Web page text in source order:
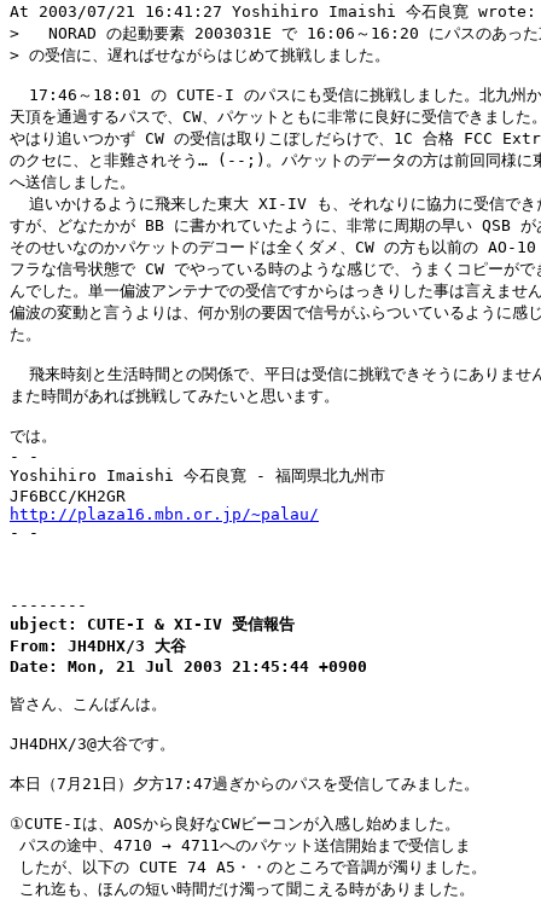
At 2003/07/21 16:41:27 Yoshihiro Imaishi 今石良寛 wrote:
>   NORAD の起動要素 2003031E で 16:06～16:20 にパスのあっ
> の受信に、遅ればせながらはじめて挑戦しました。
17:46～18:01 の CUTE-I のパスにも受信に挑戦しました。北九州
天頂を通過するパスで、CW、パケットともに非常に良好に受信できました
やはり追いつかず CW の受信は取りこぼしだらけで、1C 合格 FCC
のクセに、と非難されそう… (--;)。パケットのデータの方は前回同様に
へ送信しました。
追いかけるように飛来した東大 XI-IV も、それなりに協力に受信でき
すが、どなたかが BB に書かれていたように、非常に周期の早い QSB が
そのせいなのかパケットのデコードは全くダメ、CW の方も以前の AO-
フラな信号状態で CW でやっている時のような感じで、うまくコピーがで
んでした。単一偏波アンテナでの受信ですからはっきりした事は言えませ
偏波の変動と言うよりは、何か別の要因で信号がふらついているように感
た。
飛来時刻と生活時間との関係で、平日は受信に挑戦できそうにありませ
また時間があれば挑戦してみたいと思います。
では。
- -
Yoshihiro Imaishi 今石良寛 - 福岡県北九州市
http://plaza16.mbn.or.jp/~palau/
- -
--------
ubject: CUTE-I & XI-IV 受信報告
From: JH4DHX/3 大谷
Date: Mon, 21 Jul 2003 21:45:44 +0900
皆さん、こんばんは。
JH4DHX/3@大谷です。
本日（7月21日）夕方17:47過ぎからのパスを受信してみました。
①CUTE-Iは、AOSから良好なCWビーコンが入感し始めました。
パスの途中、4710 → 4711へのパケット送信開始まで受信しま
したが、以下の CUTE 74 A5・・のところで音調が濁りました。
これ迄も、ほんの短い時間だけ濁って聞こえる時がありました。